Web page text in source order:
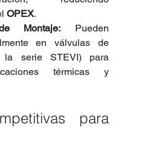
OPEX.
Montaje: Pueden
en válvulas de
la serie STEVI) para
térmicas y
para